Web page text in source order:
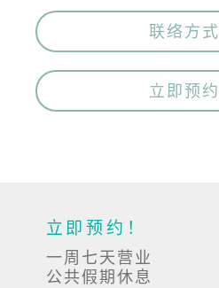
联络方式
立即预约
立即预约！
一周七天营业
公共假期休息